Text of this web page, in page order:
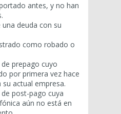
antes, y no han
deuda con su
como robado o
prepago cuyo
por primera vez hace
actual empresa.
post-pago cuya
aún no está en